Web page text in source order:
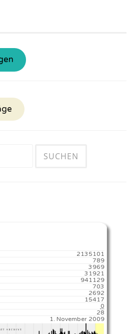
2135101
789
3969
31921
941129
703️
2692
15417️
0
28
1. November 2009